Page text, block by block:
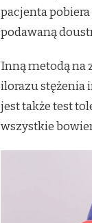
pacjenta
podawaną
Inną metodą na
ilorazu stężenia
jest także test
wszystkie